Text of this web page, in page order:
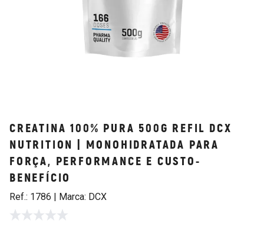
CREATINA 100% PURA 500G REFIL DCX
NUTRITION | MONOHIDRATADA PARA
FORÇA, PERFORMANCE E CUSTO-
BENEFÍCIO
Ref.: 1786 | Marca: DCX